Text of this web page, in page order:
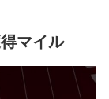
マイル